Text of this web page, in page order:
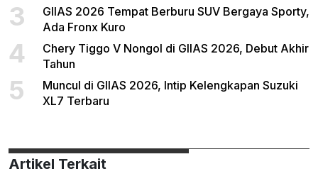
3
GIIAS 2026 Tempat Berburu SUV Bergaya Sporty,
Ada Fronx Kuro
4
Chery Tiggo V Nongol di GIIAS 2026, Debut Akhir
Tahun
5
Muncul di GIIAS 2026, Intip Kelengkapan Suzuki
XL7 Terbaru
Artikel Terkait